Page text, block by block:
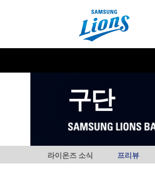
구단
라이온즈 소식 프리뷰